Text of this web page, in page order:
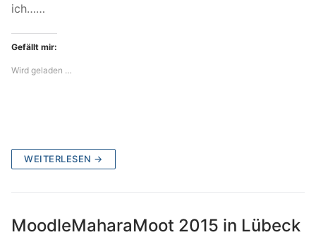
ich……
Gefällt mir:
Wird geladen …
WEITERLESEN →
MoodleMaharaMoot 2015 in Lübeck